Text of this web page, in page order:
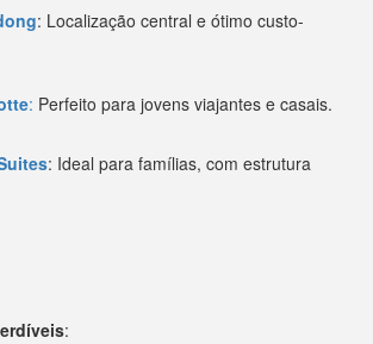
: Localização central e ótimo custo-
: Perfeito para jovens viajantes e casais.
: Ideal para famílias, com estrutura
: